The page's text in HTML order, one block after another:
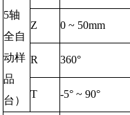
5轴
全自
动样
品
台）
Z 0 ~ 50mm
R 360°
T -5° ~ 90°